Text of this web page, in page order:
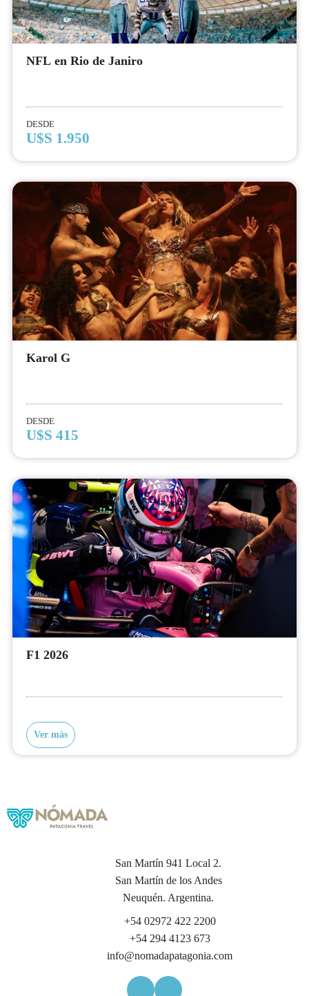
NFL en Rio de Janiro
DESDE
U$S 1.950
Karol G
DESDE
U$S 415
F1 2026
Ver más
San Martín 941 Local 2.
San Martín de los Andes
Neuquén. Argentina.
+54 02972 422 2200
+54 294 4123 673
info@nomadapatagonia.com